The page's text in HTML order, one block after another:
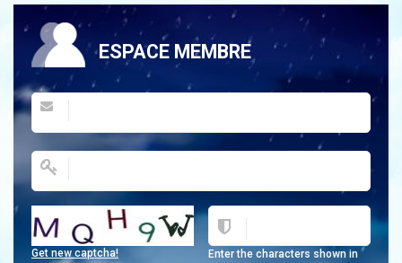
ESPACE MEMBRE
Enter the characters shown in
Get new captcha!